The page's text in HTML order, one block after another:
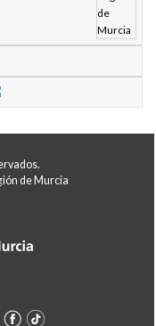
de Murcia